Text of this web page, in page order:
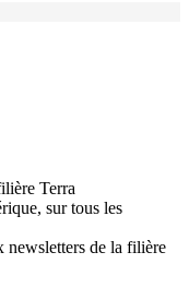
Terra
sur tous les
newsletters de la filière